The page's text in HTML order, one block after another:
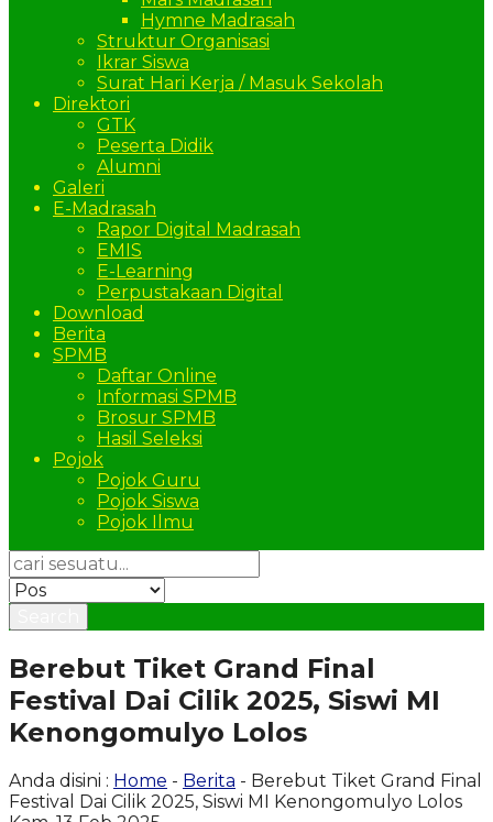
Hymne Madrasah
Struktur Organisasi
Ikrar Siswa
Surat Hari Kerja / Masuk Sekolah
Direktori
GTK
Peserta Didik
Alumni
Galeri
E-Madrasah
Rapor Digital Madrasah
EMIS
E-Learning
Perpustakaan Digital
Download
Berita
SPMB
Daftar Online
Informasi SPMB
Brosur SPMB
Hasil Seleksi
Pojok
Pojok Guru
Pojok Siswa
Pojok Ilmu
Berebut Tiket Grand Final
Festival Dai Cilik 2025, Siswi MI
Kenongomulyo Lolos
Anda disini : Home - Berita - Berebut Tiket Grand Final
Festival Dai Cilik 2025, Siswi MI Kenongomulyo Lolos